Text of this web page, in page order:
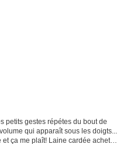
petits gestes répétes du bout de
qui apparaît sous les doigts...
ça me plaît! Laine cardée achetée